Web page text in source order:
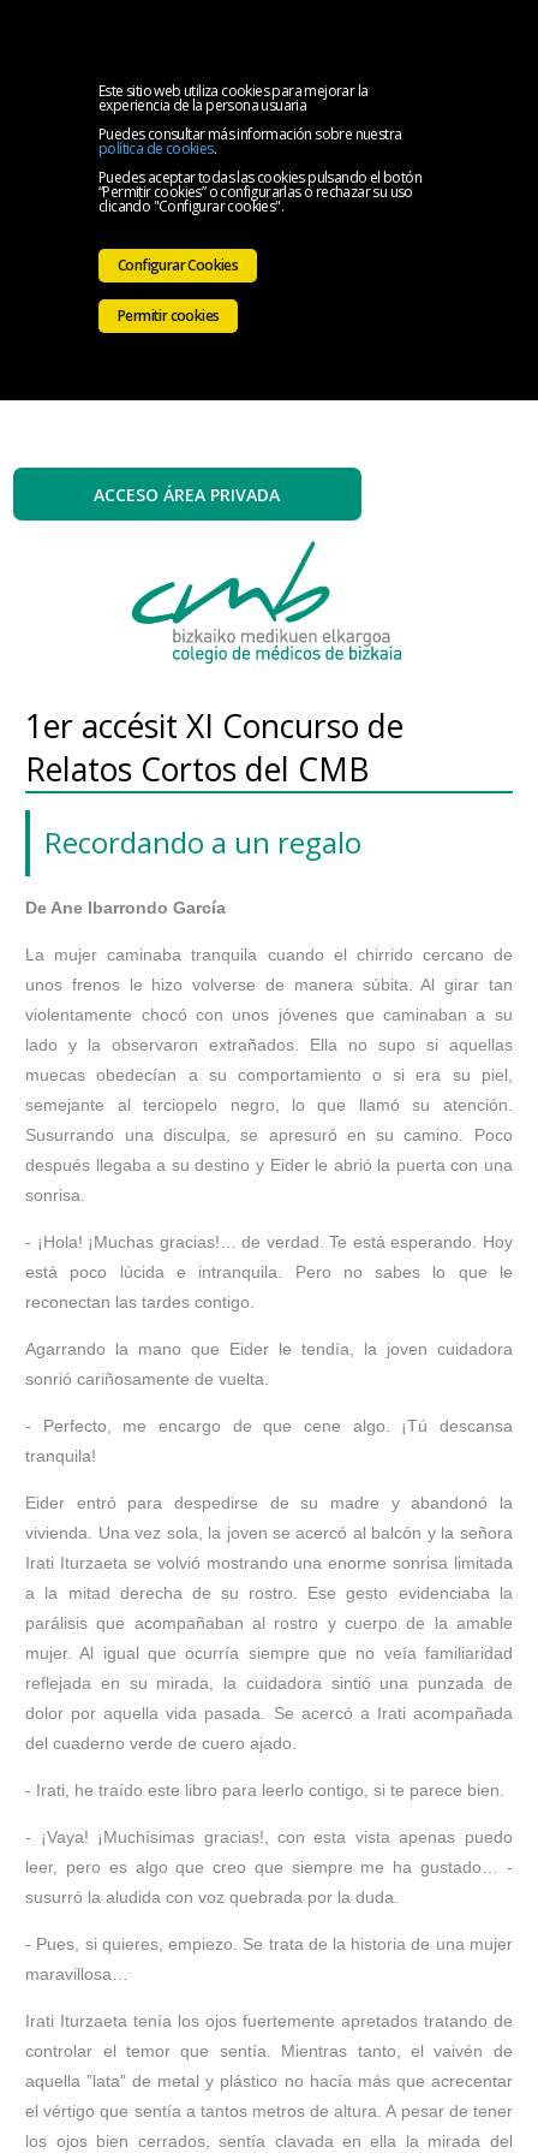
Este sitio web utiliza cookies para mejorar la
experiencia de la persona usuaria
Puedes consultar más información sobre nuestra
política de cookies.
Puedes aceptar todas las cookies pulsando el botón
“Permitir cookies” o configurarlas o rechazar su uso
clicando "Configurar cookies".
Configurar Cookies
Permitir cookies
1er accésit XI Concurso de
Relatos Cortos del CMB
Recordando a un regalo
De Ane Ibarrondo García
La mujer caminaba tranquila cuando el chirrido cercano de
unos frenos le hizo volverse de manera súbita. Al girar tan
violentamente chocó con unos jóvenes que caminaban a su
lado y la observaron extrañados. Ella no supo si aquellas
muecas obedecían a su comportamiento o si era su piel,
semejante al terciopelo negro, lo que llamó su atención.
Susurrando una disculpa, se apresuró en su camino. Poco
después llegaba a su destino y Eider le abrió la puerta con una
sonrisa.
- ¡Hola! ¡Muchas gracias!… de verdad. Te está esperando. Hoy
está poco lúcida e intranquila. Pero no sabes lo que le
reconectan las tardes contigo.
Agarrando la mano que Eider le tendía, la joven cuidadora
sonrió cariñosamente de vuelta.
- Perfecto, me encargo de que cene algo. ¡Tú descansa
tranquila!
Eider entró para despedirse de su madre y abandonó la
vivienda. Una vez sola, la joven se acercó al balcón y la señora
Irati Iturzaeta se volvió mostrando una enorme sonrisa limitada
a la mitad derecha de su rostro. Ese gesto evidenciaba la
parálisis que acompañaban al rostro y cuerpo de la amable
mujer. Al igual que ocurría siempre que no veía familiaridad
reflejada en su mirada, la cuidadora sintió una punzada de
dolor por aquella vida pasada. Se acercó a Irati acompañada
del cuaderno verde de cuero ajado.
- Irati, he traído este libro para leerlo contigo, si te parece bien.
- ¡Vaya! ¡Muchísimas gracias!, con esta vista apenas puedo
leer, pero es algo que creo que siempre me ha gustado… -
susurró la aludida con voz quebrada por la duda.
- Pues, si quieres, empiezo. Se trata de la historia de una mujer
maravillosa…
Irati Iturzaeta tenía los ojos fuertemente apretados tratando de
controlar el temor que sentía. Mientras tanto, el vaivén de
aquella ”lata” de metal y plástico no hacía más que acrecentar
el vértigo que sentía a tantos metros de altura. A pesar de tener
los ojos bien cerrados, sentía clavada en ella la mirada del